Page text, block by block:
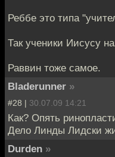
Реббе это типа
Так ученики Иисусу
Раввин тоже самое.
Bladerunner »
#28 | 30.07.09 14:21
Как? Опять
Дело Линды Лидски
Durden »